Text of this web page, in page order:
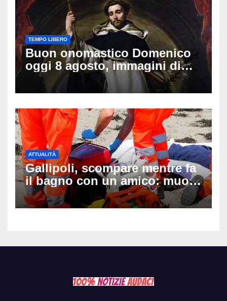
TEMPO LIBERO
Buon onomastico Domenico
oggi 8 agosto, immagini di
auguri da condividere
ATTUALITÀ
Gallipoli, scompare mentre fa
il bagno con un amico: muore
a 19 anni dopo 45 minuti di
disperati tentativi di